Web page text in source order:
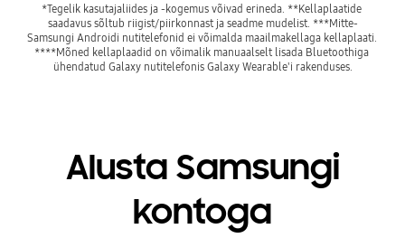
*Tegelik kasutajaliides ja -kogemus võivad erineda. **Kellaplaatide
saadavus sõltub riigist/piirkonnast ja seadme mudelist. ***Mitte-
Samsungi Androidi nutitelefonid ei võimalda maailmakellaga kellaplaati.
****Mõned kellaplaadid on võimalik manuaalselt lisada Bluetoothiga
ühendatud Galaxy nutitelefonis Galaxy Wearable'i rakenduses.
Alusta Samsungi
kontoga